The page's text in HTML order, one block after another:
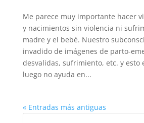
Me parece muy importante hacer
y nacimientos sin violencia ni
madre y el bebé. Nuestro
invadido de imágenes de parto-
desvalidas, sufrimiento, etc. y esto
luego no ayuda en...
« Entradas más antiguas